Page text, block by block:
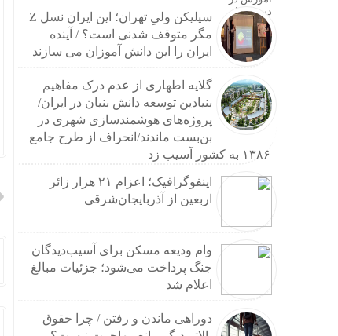
سیلیکن ولیِ تهران؛ این ایران نسل Z
مگر متوقف شدنی است؟ / آینده
ایران را این دانش آموزان می سازند
گلایه اطهاری از عدم درک مفاهیم
بنیادین توسعه دانش بنیان در ایران/
پروژه‌های هوشمندسازی شهری در
بن‌بست ماندند/انحراف از طرح جامع
۱۳۸۶ به کشور آسیب زد
اینفوگرافیک؛ اعزام ۲۱ هزار زائر
اربعین از آذربایجان‌شرقی
وام ودیعه مسکن برای آسیب‌دیدگان
جنگ پرداخت می‌شود؛ جزئیات مبالغ
اعلام شد
دوراهی ماندن و رفتن / چرا حقوق